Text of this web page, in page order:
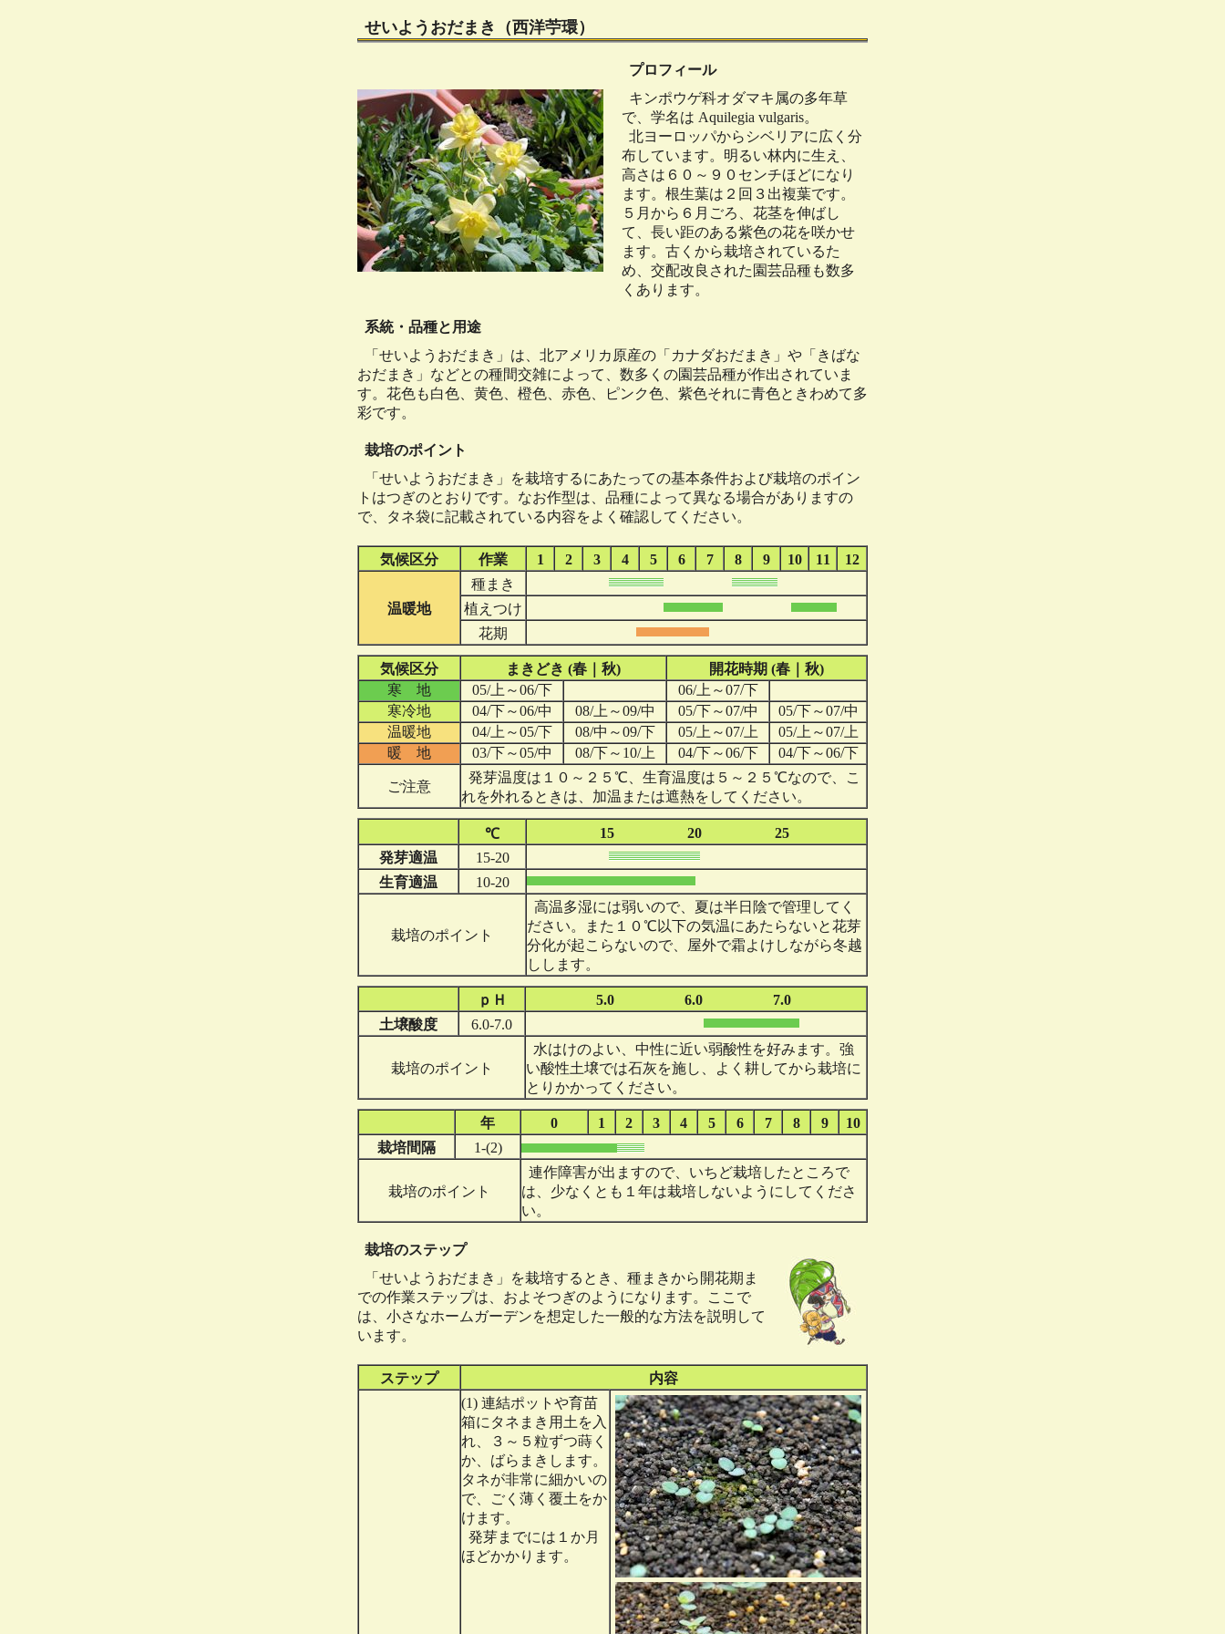
せいようおだまき（西洋苧環）
プロフィール
キンポウゲ科オダマキ属の多年草
で、学名は Aquilegia vulgaris。
北ヨーロッパからシベリアに広く分
布しています。明るい林内に生え、
高さは６０～９０センチほどになり
ます。根生葉は２回３出複葉です。
５月から６月ごろ、花茎を伸ばし
て、長い距のある紫色の花を咲かせ
ます。古くから栽培されているた
め、交配改良された園芸品種も数多
くあります。
系統・品種と用途
「せいようおだまき」は、北アメリカ原産の「カナダおだまき」や「きばな
おだまき」などとの種間交雑によって、数多くの園芸品種が作出されていま
す。花色も白色、黄色、橙色、赤色、ピンク色、紫色それに青色ときわめて多
彩です。
栽培のポイント
「せいようおだまき」を栽培するにあたっての基本条件および栽培のポイン
トはつぎのとおりです。なお作型は、品種によって異なる場合がありますの
で、タネ袋に記載されている内容をよく確認してください。
気候区分 作業 1 2 3 4 5 6 7 8 9 10 11 12
温暖地
種まき
植えつけ
花期
気候区分 まきどき (春｜秋)
開花時期 (春｜秋)
寒 地
05/上～06/下
06/上～07/下
寒冷地
04/下～06/中 08/上～09/中 05/下～07/中
05/下～07/中
温暖地
04/上～05/下 08/中～09/下 05/上～07/上
05/上～07/上
暖 地
03/下～05/中 08/下～10/上 04/下～06/下 04/下～06/下
ご注意
発芽温度は１０～２５℃、生育温度は５～２５℃なので、こ
れを外れるときは、加温または遮熱をしてください。
℃ 15 20
25
発芽適温
15-20
生育適温
10-20
栽培のポイント
高温多湿には弱いので、夏は半日陰で管理してく
ださい。また１０℃以下の気温にあたらないと花芽
分化が起こらないので、屋外で霜よけしながら冬越
しします。
ｐＨ 5.0 6.0
7.0
土壌酸度
6.0-7.0
栽培のポイント
水はけのよい、中性に近い弱酸性を好みます。強
い酸性土壌では石灰を施し、よく耕してから栽培に
とりかかってください。
年 0 1 2 3 4 5 6 7 8 9
10
栽培間隔
1-(2)
栽培のポイント
連作障害が出ますので、いちど栽培したところで
は、少なくとも１年は栽培しないようにしてくださ
い。
栽培のステップ
「せいようおだまき」を栽培するとき、種まきから開花期ま
での作業ステップは、およそつぎのようになります。ここで
は、小さなホームガーデンを想定した一般的な方法を説明して
います。
ステップ
内容
(1) 連結ポットや育苗
箱にタネまき用土を入
れ、３～５粒ずつ蒔く
か、ばらまきします。
タネが非常に細かいの
で、ごく薄く覆土をか
けます。
発芽までには１か月
ほどかかります。